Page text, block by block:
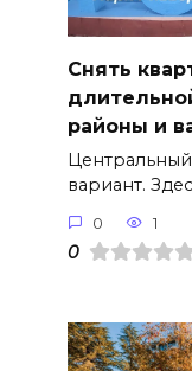
Снять
районы и
вариант.
0 1
0